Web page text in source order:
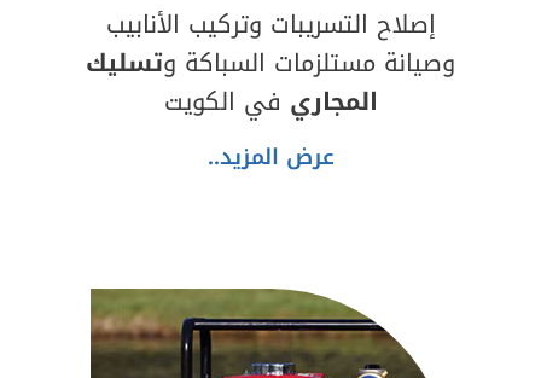
إصلاح التسريبات وتركيب الأنابيب
وصيانة مستلزمات السباكة وتسليك
المجاري في الكويت
عرض المزيد..